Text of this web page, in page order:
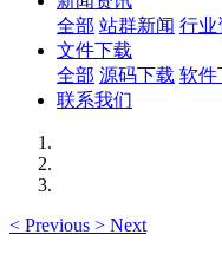
全部 站群新闻 行业
文件下载
全部 源码下载 软件
联系我们
< Previous > Next